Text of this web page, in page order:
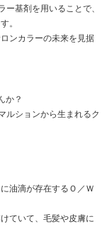
基剤を用いることで、
。
ンカラーの未来を見据
か？
ルションから生まれるク
油滴が存在するＯ／Ｗ
ていて、毛髪や皮膚に